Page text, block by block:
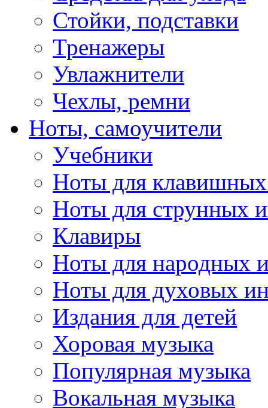
Стойки, подставки
Тренажеры
Увлажнители
Чехлы, ремни
Ноты, самоучители
Учебники
Ноты для клавишных
Ноты для струнных
Клавиры
Ноты для народных
Ноты для духовых
Издания для детей
Хоровая музыка
Популярная музыка
Вокальная музыка